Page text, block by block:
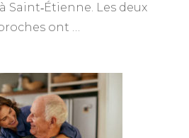
Saint‑Étienne. Les deux
ont …